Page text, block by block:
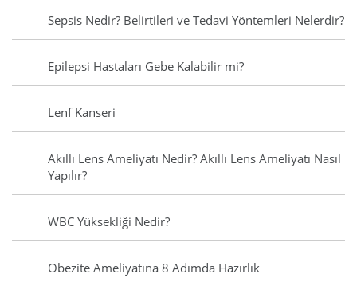
Sepsis Nedir? Belirtileri ve Tedavi Yöntemleri Nelerdir?
Epilepsi Hastaları Gebe Kalabilir mi?
Lenf Kanseri
Akıllı Lens Ameliyatı Nedir? Akıllı Lens Ameliyatı Nasıl
Yapılır?
WBC Yüksekliği Nedir?
Obezite Ameliyatına 8 Adımda Hazırlık